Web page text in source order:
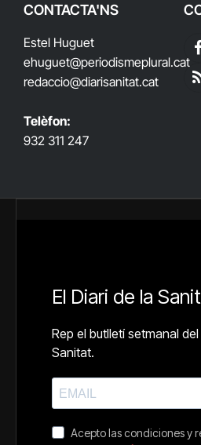
CONTACTA'NS
Estel Huguet
ehuguet@periodismeplural.cat
redaccio@diarisanitat.cat
Telèfon:
932 311 247